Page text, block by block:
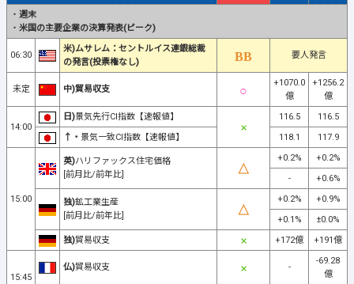
・ 週末
・ 米国の主要企業の決算発表(ピーク)
06:30
米)ムサレム：セントルイス連銀総裁
の発言(投票権なし)
要人発言
未定 中)貿易収支
+1070.0
億
+1256.2
億
14:00
日)景気先行CI指数【速報値】 116.5
116.5
↑・ 景気一致CI指数【速報値】 118.1 117.9
15:00
英)ハリファックス住宅価格
[前月比/前年比]
+0.2%
+0.2%
-
+0.6%
独)鉱工業生産
[前月比/前年比]
+0.2%
+0.9%
+0.1%
±0.0%
独)貿易収支 +172億 +191億
15:45
仏)貿易収支 -
-69.28
億